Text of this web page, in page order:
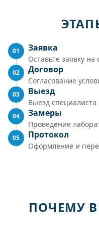
01 Заявка
Оставьте заявку
02 Договор
Согласование
03 Выезд
Выезд
04 Замеры
Проведение
05 Протокол
Оформление и
ПОЧЕМУ